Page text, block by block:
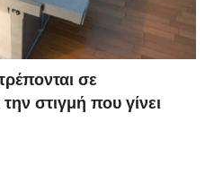
σε
στιγμή που γίνει